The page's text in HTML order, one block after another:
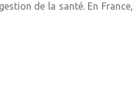
de la santé. En France,